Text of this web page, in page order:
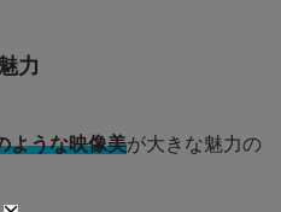
力
ような映像美が大きな魅力の